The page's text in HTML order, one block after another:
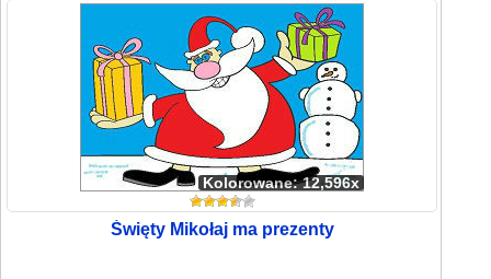
Kolorowane: 12,596x
Święty Mikołaj ma prezenty